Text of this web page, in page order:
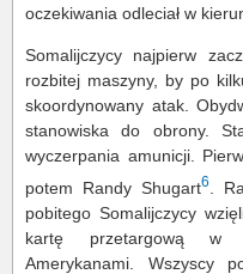
oczekiwania odleciał w
Somalijczycy najpierw
rozbitej maszyny, by po
skoordynowany atak.
stanowiska do obrony.
wyczerpania amunicji.
potem Randy Shugart6
.
pobitego Somalijczycy
kartę przetargową w
Amerykanami. Wszyscy